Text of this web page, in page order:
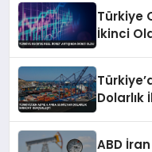
Türkiye
İkinci
ABD